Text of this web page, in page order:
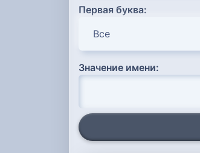
Первая буква:
Значение имени: